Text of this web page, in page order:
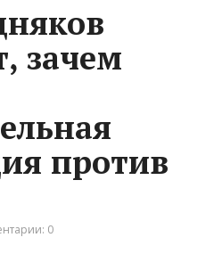
зачем
против
0